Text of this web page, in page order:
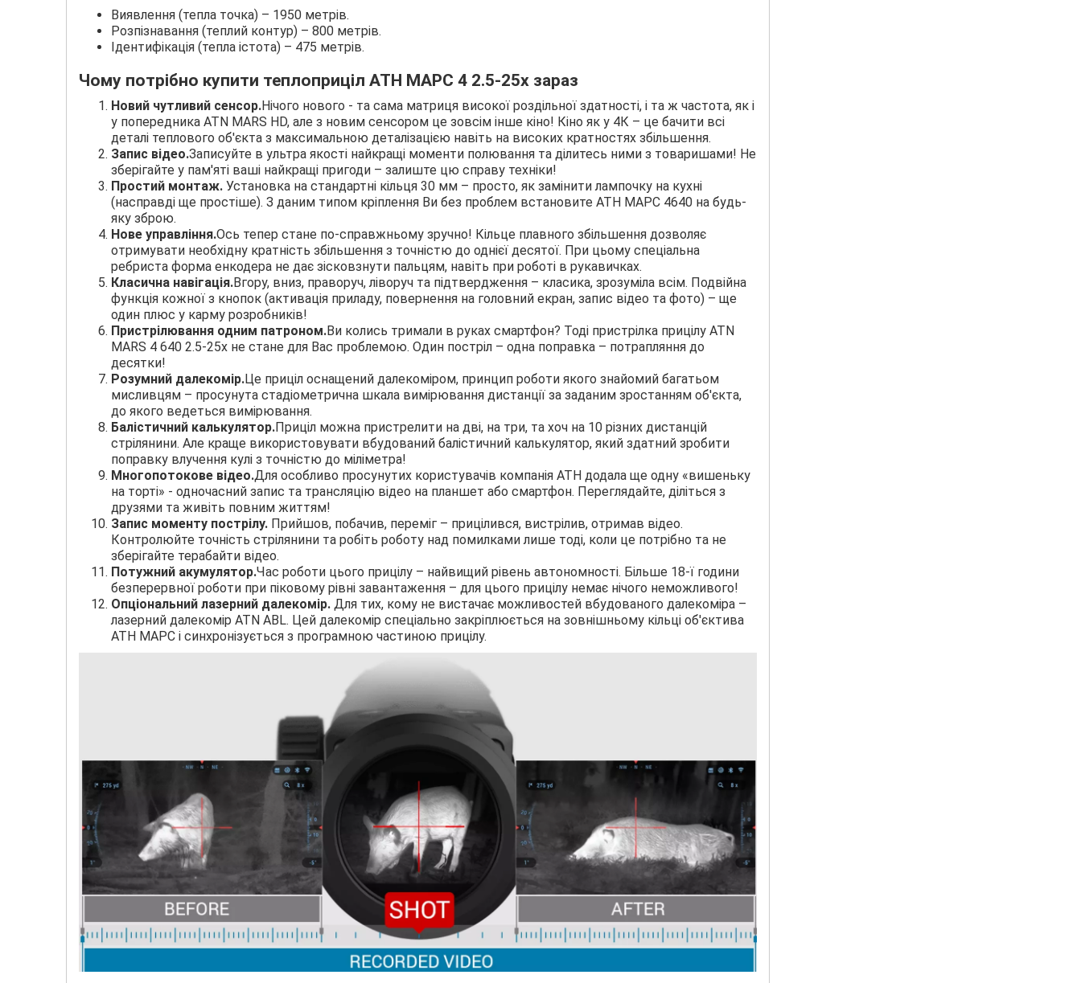
Виявлення (тепла точка) – 1950 метрів.
Розпізнавання (теплий контур) – 800 метрів.
Ідентифікація (тепла істота) – 475 метрів.
Чому потрібно купити теплоприціл АТН МАРС 4 2.5-25x зараз
Новий чутливий сенсор.Нічого нового - та сама матриця високої роздільної здатності, і та ж частота, як і
у попередника ATN MARS HD, але з новим сенсором це зовсім інше кіно! Кіно як у 4К – це бачити всі
деталі теплового об'єкта з максимальною деталізацією навіть на високих кратностях збільшення.
Запис відео.Записуйте в ультра якості найкращі моменти полювання та ділитесь ними з товаришами! Не
зберігайте у пам'яті ваші найкращі пригоди – залиште цю справу техніки!
Простий монтаж. Установка на стандартні кільця 30 мм – просто, як замінити лампочку на кухні
(насправді ще простіше). З даним типом кріплення Ви без проблем встановите АТН МАРС 4640 на будь-
яку зброю.
Нове управління.Ось тепер стане по-справжньому зручно! Кільце плавного збільшення дозволяє
отримувати необхідну кратність збільшення з точністю до однієї десятої. При цьому спеціальна
ребриста форма енкодера не дає зісковзнути пальцям, навіть при роботі в рукавичках.
Класична навігація.Вгору, вниз, праворуч, ліворуч та підтвердження – класика, зрозуміла всім. Подвійна
функція кожної з кнопок (активація приладу, повернення на головний екран, запис відео та фото) – ще
один плюс у карму розробників!
Пристрілювання одним патроном.Ви колись тримали в руках смартфон? Тоді пристрілка прицілу ATN
MARS 4 640 2.5-25x не стане для Вас проблемою. Один постріл – одна поправка – потрапляння до
десятки!
Розумний далекомір.Це приціл оснащений далекоміром, принцип роботи якого знайомий багатьом
мисливцям – просунута стадіометрична шкала вимірювання дистанції за заданим зростанням об'єкта,
до якого ведеться вимірювання.
Балістичний калькулятор.Приціл можна пристрелити на дві, на три, та хоч на 10 різних дистанцій
стрілянини. Але краще використовувати вбудований балістичний калькулятор, який здатний зробити
поправку влучення кулі з точністю до міліметра!
Многопотокове відео.Для особливо просунутих користувачів компанія АТН додала ще одну «вишеньку
на торті» - одночасний запис та трансляцію відео на планшет або смартфон. Переглядайте, діліться з
друзями та живіть повним життям!
Запис моменту пострілу. Прийшов, побачив, переміг – прицілився, вистрілив, отримав відео.
Контролюйте точність стрілянини та робіть роботу над помилками лише тоді, коли це потрібно та не
зберігайте терабайти відео.
Потужний акумулятор.Час роботи цього прицілу – найвищий рівень автономності. Більше 18-ї години
безперервної роботи при піковому рівні завантаження – для цього прицілу немає нічого неможливого!
Опціональний лазерний далекомір. Для тих, кому не вистачає можливостей вбудованого далекоміра –
лазерний далекомір ATN ABL. Цей далекомір спеціально закріплюється на зовнішньому кільці об'єктива
АТН МАРС і синхронізується з програмною частиною прицілу.